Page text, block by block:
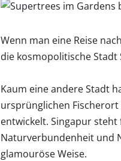
Wenn man eine Reise
die kosmopolitische Stadt
Kaum eine andere Stadt
ursprünglichen
entwickelt. Singapur
Naturverbundenheit und
glamouröse Weise.